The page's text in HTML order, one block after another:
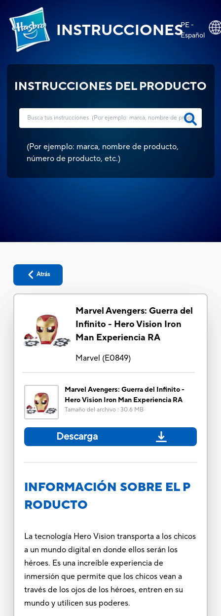
INSTRUCCIONESPE -
Español
INSTRUCCIONES DEL PRODUCTO
(Por ejemplo: marca, nombre de producto,
número de producto, etc.)
Atrás
Marvel Avengers: Guerra del
Infinito - Hero Vision Iron
Man Experiencia RA
Marvel (E0849)
Marvel Avengers: Guerra del Infinito -
Hero Vision Iron Man Experiencia RA
Tamaño del archivo: 30.6 MB
Descarga
INFORMACIÓN SOBRE EL P
RODUCTO
La tecnología Hero Vision transporta a los chicos
a un mundo digital en donde ellos serán los
héroes. Es una increíble experiencia de
inmersión que permite que los chicos vean a
través de los ojos de los héroes, entren en su
mundo y utilicen sus poderes.